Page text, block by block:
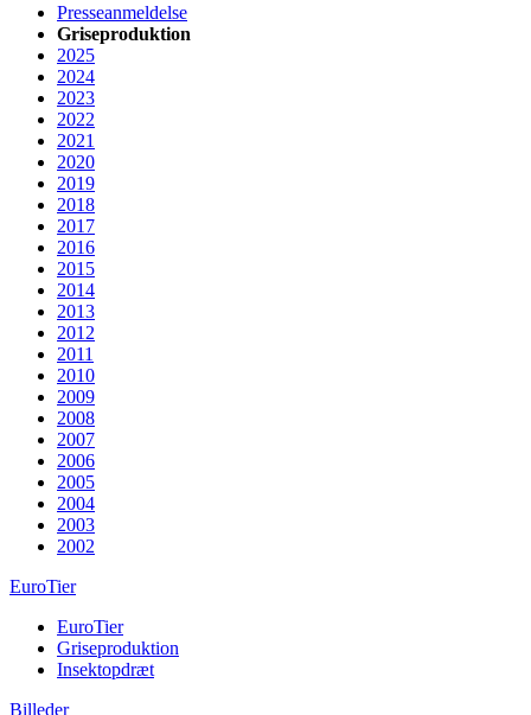
Presseanmeldelse
Griseproduktion
2025
2024
2023
2022
2021
2020
2019
2018
2017
2016
2015
2014
2013
2012
2011
2010
2009
2008
2007
2006
2005
2004
2003
2002
EuroTier
EuroTier
Griseproduktion
Insektopdræt
Billeder